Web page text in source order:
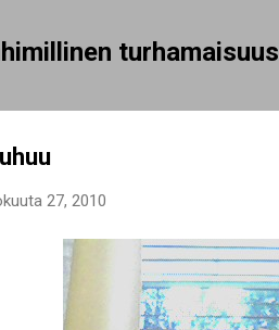
turhamaisuus
27, 2010